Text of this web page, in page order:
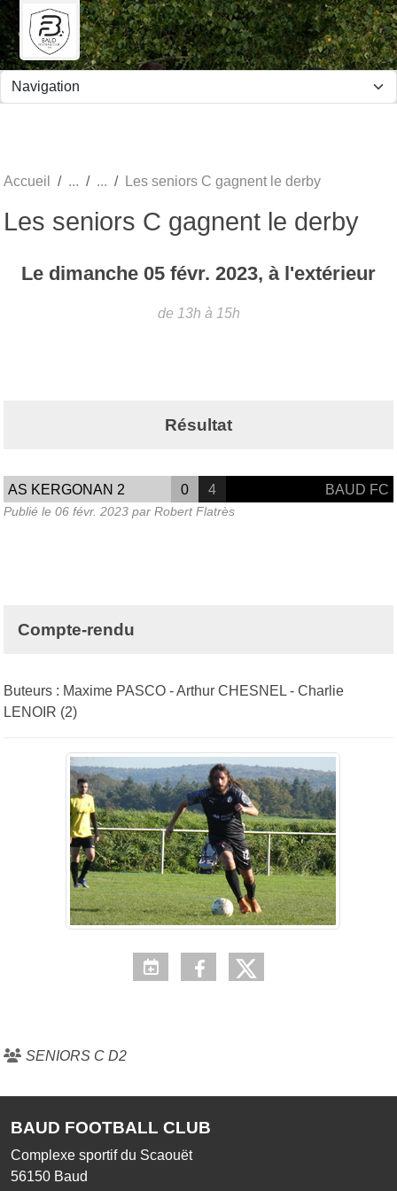
Accueil Les seniors C gagnent le derby
Les seniors C gagnent le derby
Le dimanche 05 févr. 2023, à l'extérieur
de 13h à 15h
Résultat
AS KERGONAN 2 0 4 BAUD FC
Publié le 06 févr. 2023 par Robert Flatrès
Compte-rendu
Buteurs : Maxime PASCO - Arthur CHESNEL - Charlie
LENOIR (2)
SENIORS C D2
BAUD FOOTBALL CLUB
Complexe sportif du Scaouët
56150 Baud
Panneau de gestion des cookies